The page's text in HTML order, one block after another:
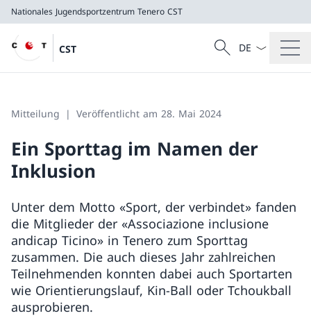
Nationales Jugendsportzentrum Tenero CST
CST
CST
Suche
Suche
Sprach
Mitteilung Veröffentlicht am 28. Mai 2024
Ein Sporttag im Namen der
Inklusion
Unter dem Motto «Sport, der verbindet» fanden
die Mitglieder der «Associazione inclusione
andicap Ticino» in Tenero zum Sporttag
zusammen. Die auch dieses Jahr zahlreichen
Teilnehmenden konnten dabei auch Sportarten
wie Orientierungslauf, Kin-Ball oder Tchoukball
ausprobieren.